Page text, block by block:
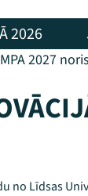
2026
2027
no Līdsas